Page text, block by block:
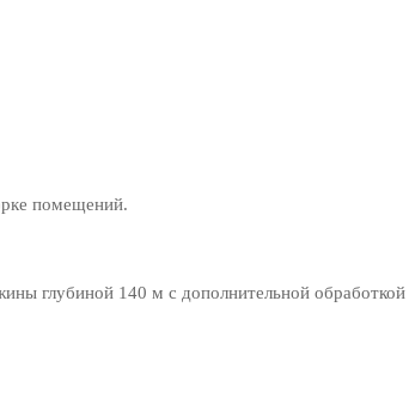
помещений.
глубиной 140 м с дополнительной